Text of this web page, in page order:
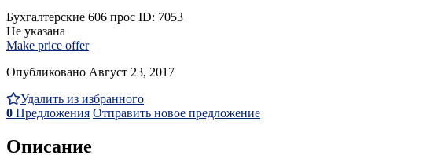
Бухгалтерские 606 прос ID: 7053
Не указана
Make price offer
Опубликовано Август 23, 2017
Удалить из избранного
0 Предложения Отправить новое предложение
Описание